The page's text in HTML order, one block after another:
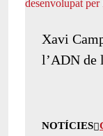
Xavi
l’ADN de
NOTÍCIES